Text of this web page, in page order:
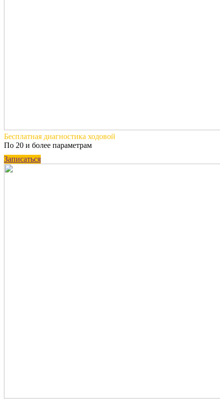
Бесплатная диагностика ходовой
По 20 и более параметрам
Записаться